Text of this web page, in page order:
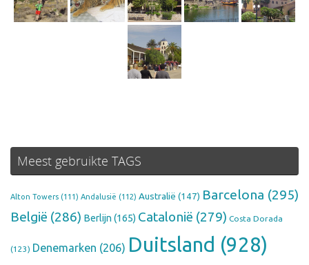
Meest gebruikte TAGS
Alton Towers (111) Andalusië (112) Australië (147) Barcelona (295)
België (286) Berlijn(165) Catalonië (279) Costa Dorada
(123) Denemarken (206) Duitsland (928)